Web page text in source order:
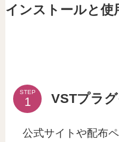
インストールと使
STEP VSTプラ
公式サイトや配布